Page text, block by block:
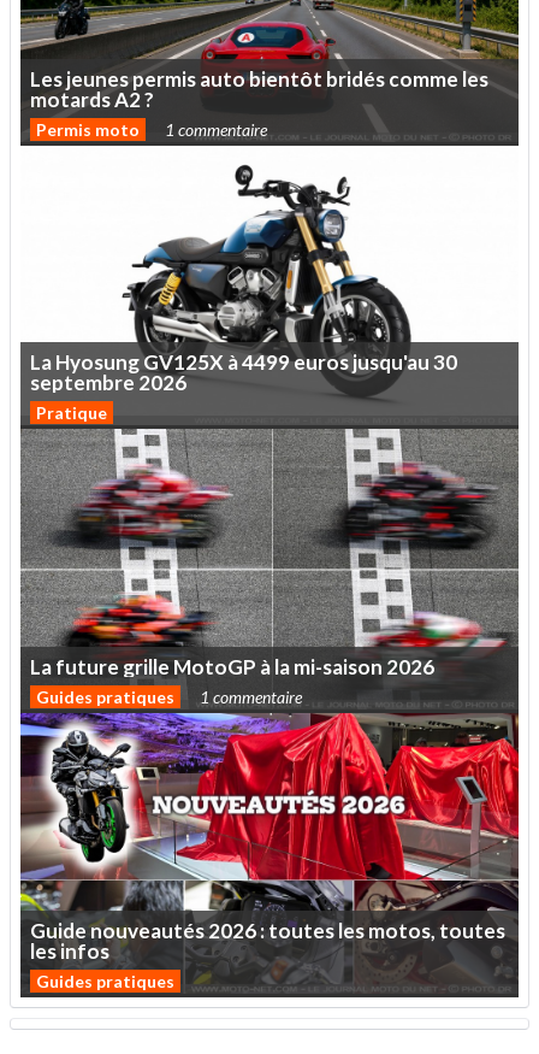
Lesjeunespermisautobientôt bridéscommeles
motardsA2?
Permis moto 1 commentaire
LaHyosungGV125X à4499eurosjusqu'au30
septembre 2026
Pratique
Lafuturegrille MotoGP àlami-saison 2026
Guides pratiques 1 commentaire
Guidenouveautés2026:touteslesmotos,toutes
lesinfos
Guides pratiques